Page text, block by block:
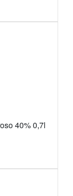
40% 0,7l